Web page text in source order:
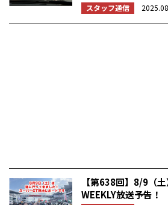
スタッフ通信
【第638回】8/9（
WEEKLY放送予告！